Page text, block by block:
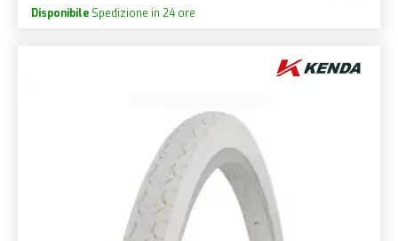
Disponibile Spedizione in 24 ore